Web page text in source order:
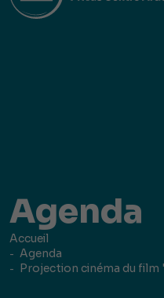
Agenda
Accueil
Agenda
Projection cinéma du film